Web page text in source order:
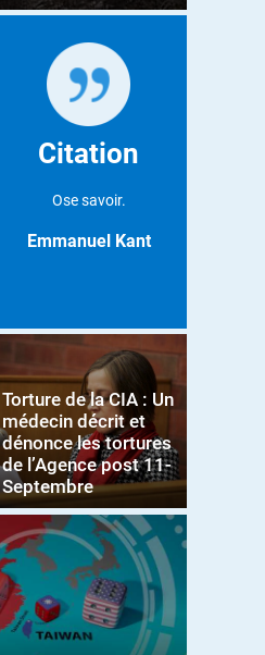
Citation
Ose savoir.
Emmanuel Kant
Torture de la CIA : Un
médecin décrit et
dénonce les tortures
de l’Agence post 11-
Septembre